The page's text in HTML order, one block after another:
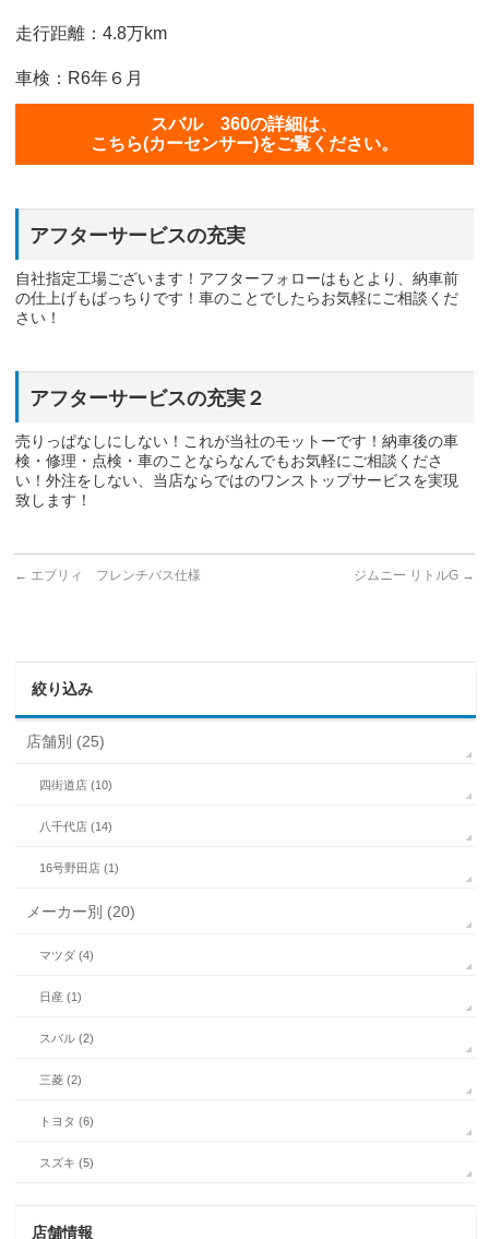
走行距離：4.8万km
車検：R6年６月
スバル 360の詳細は、
こちら(カーセンサー)をご覧ください。
アフターサービスの充実
自社指定工場ございます！アフターフォローはもとより、納車前
の仕上げもばっちりです！車のことでしたらお気軽にご相談くだ
さい！
アフターサービスの充実２
売りっぱなしにしない！これが当社のモットーです！納車後の車
検・修理・点検・車のことならなんでもお気軽にご相談くださ
い！外注をしない、当店ならではのワンストップサービスを実現
致します！
← エブリィ フレンチバス仕様 ジムニー リトルG →
絞り込み
店舗別 (25)
四街道店 (10)
八千代店 (14)
16号野田店 (1)
メーカー別 (20)
マツダ (4)
日産 (1)
スバル (2)
三菱 (2)
トヨタ (6)
スズキ (5)
店舗情報